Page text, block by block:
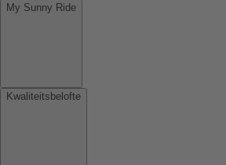
My Sunny Ride
Kwaliteitsbelofte